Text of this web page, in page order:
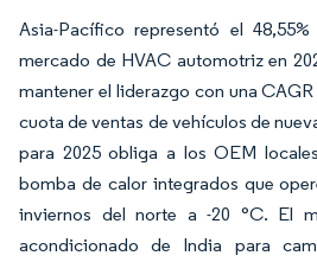
Asia-Pacífico representó el
mercado de HVAC automotriz en
mantener el liderazgo con una
cuota de ventas de vehículos de
para 2025 obliga a los OEM
bomba de calor integrados que
inviernos del norte a -20 °C. El
acondicionado de India para